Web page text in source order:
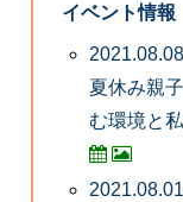
イベント情報
夏休み親
む環境と